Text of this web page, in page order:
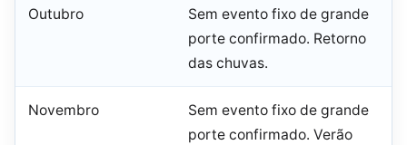
Outubro
Sem evento fixo de grande
porte confirmado. Retorno
das chuvas.
Novembro
Sem evento fixo de grande
porte confirmado. Verão